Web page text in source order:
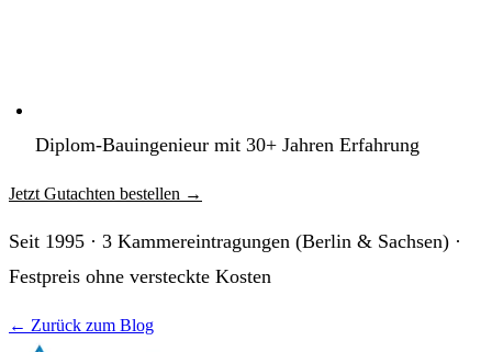
Diplom-Bauingenieur mit 30+ Jahren Erfahrung
Jetzt Gutachten bestellen →
Seit 1995 · 3 Kammereintragungen (Berlin & Sachsen) ·
Festpreis ohne versteckte Kosten
← Zurück zum Blog